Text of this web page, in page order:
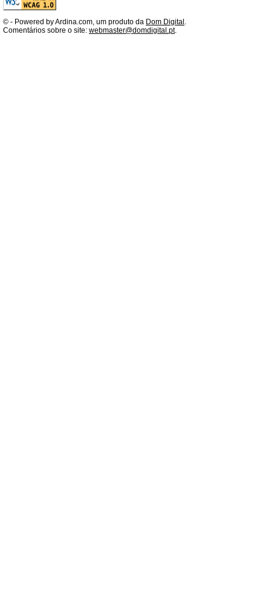
© - Powered by Ardina.com, um produto da Dom Digital .
Comentários sobre o site: webmaster@domdigital.pt.